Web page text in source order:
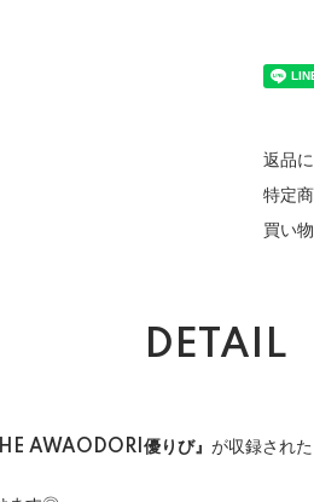
返品
特定
買い
DETAIL
AWAODORI優りび』 が収録された